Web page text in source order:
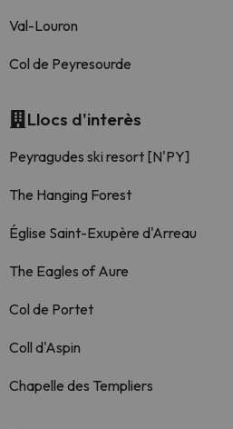
Val-Louron
Col de Peyresourde
Llocs d'interès
Peyragudes ski resort [N'PY]
The Hanging Forest
Église Saint-Exupère d'Arreau
The Eagles of Aure
Col de Portet
Coll d'Aspin
Chapelle des Templiers